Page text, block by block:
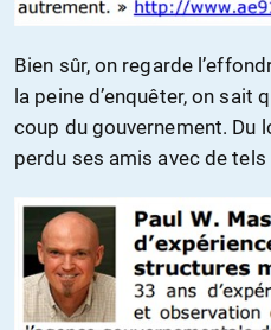
Bien sûr, on regarde
la peine d’enquêter, on sait
coup du gouvernement. Du
perdu ses amis avec de